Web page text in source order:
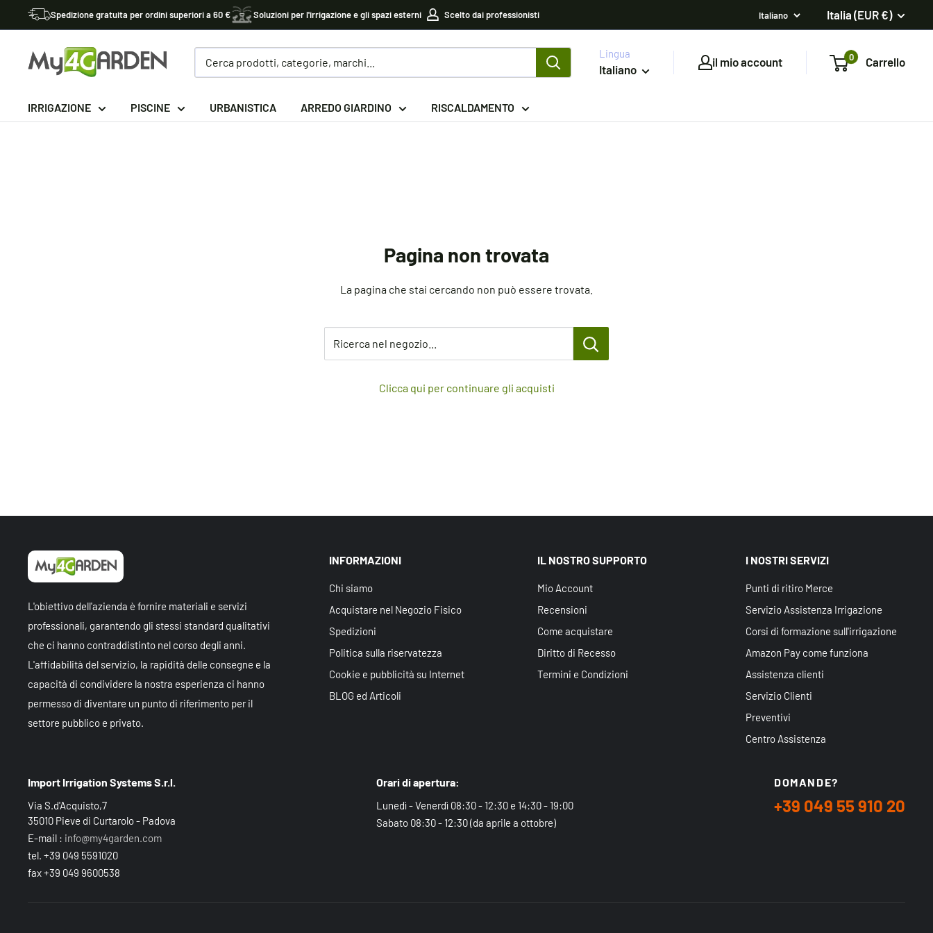
al
contenuto
Spedizione gratuita per ordini superiori a 60 € Soluzioni per l'irrigazione e gli spazi esterni Scelto dai professionisti Italia (EUR €)
My4garden Lingua
Italiano
il mio account 0 Carrello
IRRIGAZIONE PISCINE URBANISTICA ARREDO GIARDINO RISCALDAMENTO
Pagina non trovata
La pagina che stai cercando non può essere trovata.
Ricerca nel negozio...
Clicca qui per continuare gli acquisti
L'obiettivo dell'azienda è fornire materiali e servizi
professionali, garantendo gli stessi standard qualitativi
che ci hanno contraddistinto nel corso degli anni.
L'affidabilità del servizio, la rapidità delle consegne e la
capacità di condividere la nostra esperienza ci hanno
permesso di diventare un punto di riferimento per il
settore pubblico e privato.
INFORMAZIONI
Chi siamo
Acquistare nel Negozio Fisico
Spedizioni
Politica sulla riservatezza
Cookie e pubblicità su Internet
BLOG ed Articoli
IL NOSTRO SUPPORTO
Mio Account
Recensioni
Come acquistare
Diritto di Recesso
Termini e Condizioni
I NOSTRI SERVIZI
Punti di ritiro Merce
Servizio Assistenza Irrigazione
Corsi di formazione sull'irrigazione
Amazon Pay come funziona
Assistenza clienti
Servizio Clienti
Preventivi
Centro Assistenza
Import Irrigation Systems S.r.l.
Via S.d'Acquisto,7
35010 Pieve di Curtarolo - Padova
E-mail : info@my4garden.com
tel. +39 049 5591020
fax +39 049 9600538
Orari di apertura:
Lunedì - Venerdì 08:30 - 12:30 e 14:30 - 19:00
Sabato 08:30 - 12:30 (da aprile a ottobre)
DOMANDE?
+39 049 55 910 20